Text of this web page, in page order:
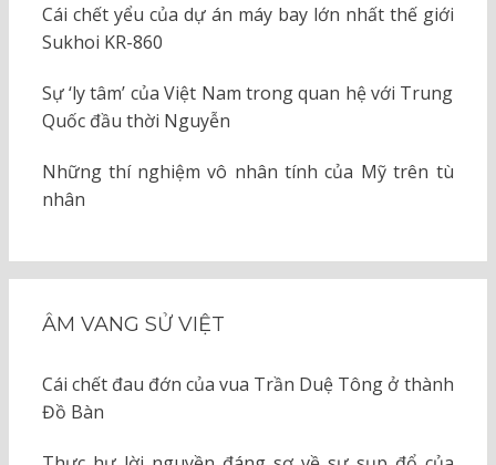
Cái chết yểu của dự án máy bay lớn nhất thế giới
Sukhoi KR-860
Sự ‘ly tâm’ của Việt Nam trong quan hệ với Trung
Quốc đầu thời Nguyễn
Những thí nghiệm vô nhân tính của Mỹ trên tù
nhân
ÂM VANG SỬ VIỆT
Cái chết đau đớn của vua Trần Duệ Tông ở thành
Đồ Bàn